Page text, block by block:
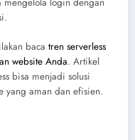
mengelola login dengan
baca tren serverless
website Anda. Artikel
bisa menjadi solusi
yang aman dan efisien.